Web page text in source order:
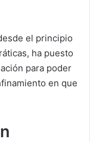
el principio
ha puesto
para poder
en que